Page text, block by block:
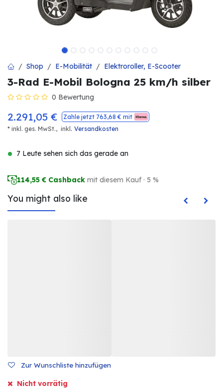
Shop E-Mobilität Elektroroller, E-Scooter
3-Rad E-Mobil Bologna 25 km/h silber
0 Bewertung
2.291,05 € Zahle jetzt 763,68 € mit
* inkl. ges. MwSt., inkl . Versandkosten
7 Leute sehen sich das gerade an
114,55 € Cashback mit diesem Kauf · 5 %
You might also like
Zur Wunschliste hinzufügen
Nicht vorrätig